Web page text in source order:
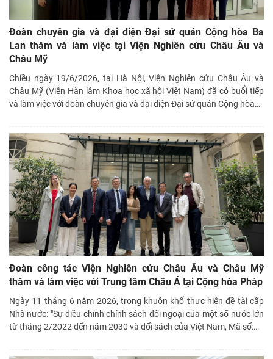
Đoàn chuyên gia và đại diện Đại sứ quán Cộng hòa Ba
Lan thăm và làm việc tại Viện Nghiên cứu Châu Âu và
Châu Mỹ
Chiều ngày 19/6/2026, tại Hà Nội, Viện Nghiên cứu Châu Âu và
Châu Mỹ (Viện Hàn lâm Khoa học xã hội Việt Nam) đã có buổi tiếp
và làm việc với đoàn chuyên gia và đại diện Đại sứ quán Cộng hòa…
Đoàn công tác Viện Nghiên cứu Châu Âu và Châu Mỹ
thăm và làm việc với Trung tâm Châu Á tại Cộng hòa Pháp
Ngày 11 tháng 6 năm 2026, trong khuôn khổ thực hiện đề tài cấp
Nhà nước: "Sự điều chỉnh chính sách đối ngoại của một số nước lớn
từ tháng 2/2022 đến năm 2030 và đối sách của Việt Nam, Mã số:…